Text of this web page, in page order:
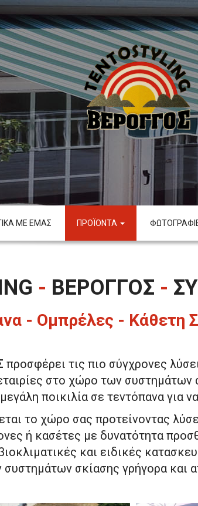
ΜΕ ΕΜΑΣ ΠΡΟÏΟΝΤΑ
- ΒΕΡΟΓΓΟΣ -
- Ομπρέλες - Κάθετη
προσφέρει τις πιο σύγχρονες
στο χώρο των
ποικιλία σε τεντόπανα για
το χώρο σας προτείνοντας
ή κασέτες με δυνατότητα
και ειδικές
συστημάτων σκίασης γρήγορα και